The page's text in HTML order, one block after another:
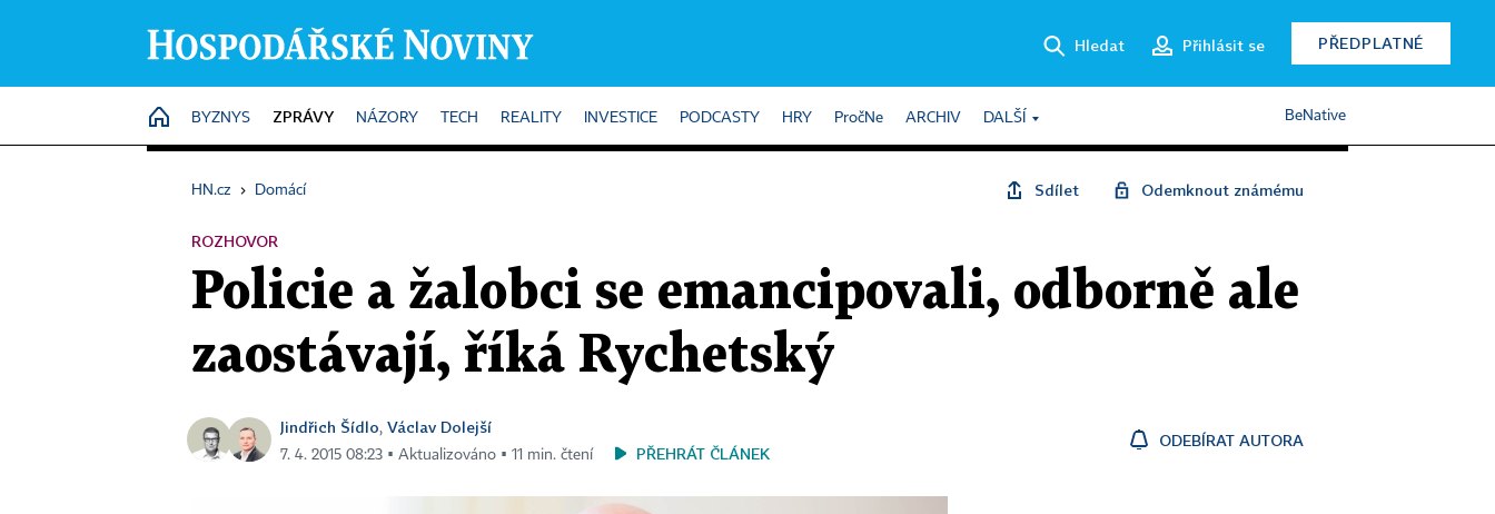
Hledat Přihlásit se PŘEDPLATNÉ
HOME
BYZNYS ZPRÁVY NÁZORY TECH REALITY INVESTICE PODCASTY HRY PročNe ARCHIV DALŠÍ BeNative
HN.cz › Domácí Sdílet Odemknout známému
ROZHOVOR
Policie a žalobci se emancipovali, odborně ale
zaostávají, říká Rychetský
Jindřich Šídlo, Václav Dolejší
7. 4. 2015 08:23 ▪ Aktualizováno ▪ 11 min. čtení PŘEHRÁT ČLÁNEK
ODEBÍRAT AUTORA